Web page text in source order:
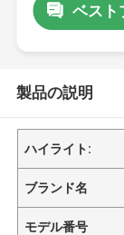
ベスト
製品の説明
ハイライト:
ブランド名
モデル番号